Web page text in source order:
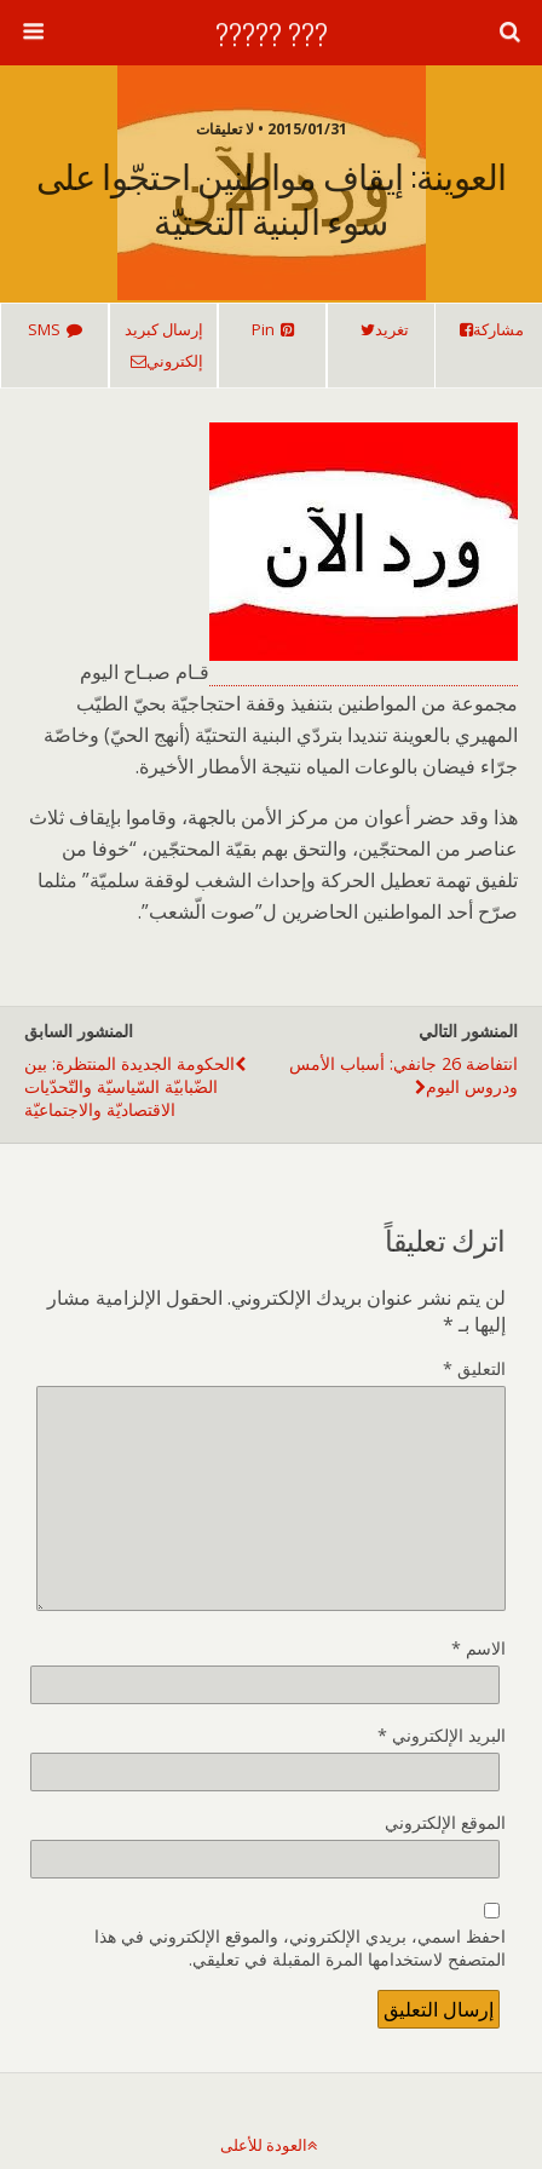
??? ?????
2015/01/31 • لا تعليقات
العوينة: إيقاف مواطنين احتجّوا على
سوء البنية التحتيّة
مشاركة تغريد Pin
إرسال كبريد
إلكتروني
SMS
قـام صبـاح اليوم
مجموعة من المواطنين بتنفيذ وقفة احتجاجيّة بحيّ الطيّب
المهيري بالعوينة تنديدا بتردّي البنية التحتيّة (أنهج الحيّ) وخاصّة
جرّاء فيضان بالوعات المياه نتيجة الأمطار الأخيرة.
هذا وقد حضر أعوان من مركز الأمن بالجهة، وقاموا بإيقاف ثلاث
عناصر من المحتجّين، والتحق بهم بقيّة المحتجّين، “خوفا من
تلفيق تهمة تعطيل الحركة وإحداث الشغب لوقفة سلميّة” مثلما
صرّح أحد المواطنين الحاضرين ل”صوت الّشعب”.
المنشور السابق
الحكومة الجديدة المنتظرة: بين
الضّبابيّة السّياسيّة والتّحدّيات
الاقتصاديّة والاجتماعيّة
المنشور التالي
انتفاضة 26 جانفي: أسباب الأمس
ودروس اليوم
اترك تعليقاً
لن يتم نشر عنوان بريدك الإلكتروني. الحقول الإلزامية مشار
إليها بـ*
التعليق *
الاسم *
البريد الإلكتروني *
الموقع الإلكتروني
احفظ اسمي، بريدي الإلكتروني، والموقع الإلكتروني في هذا
المتصفح لاستخدامها المرة المقبلة في تعليقي.
العودة للأعلى